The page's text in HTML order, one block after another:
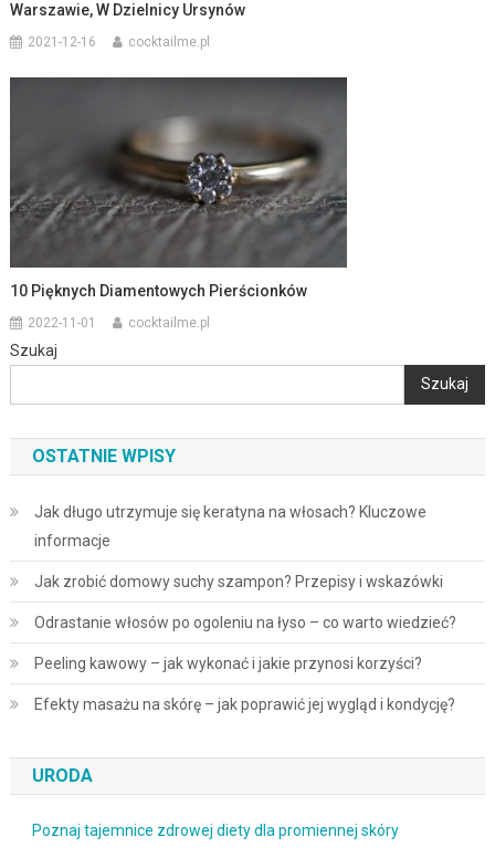
Warszawie, W Dzielnicy Ursynów
2021-12-16 cocktailme.pl
10 Pięknych Diamentowych Pierścionków
2022-11-01 cocktailme.pl
Szukaj
Szukaj
OSTATNIE WPISY
Jak długo utrzymuje się keratyna na włosach? Kluczowe
informacje
Jak zrobić domowy suchy szampon? Przepisy i wskazówki
Odrastanie włosów po ogoleniu na łyso – co warto wiedzieć?
Peeling kawowy – jak wykonać i jakie przynosi korzyści?
Efekty masażu na skórę – jak poprawić jej wygląd i kondycję?
URODA
Poznaj tajemnice zdrowej diety dla promiennej skóry